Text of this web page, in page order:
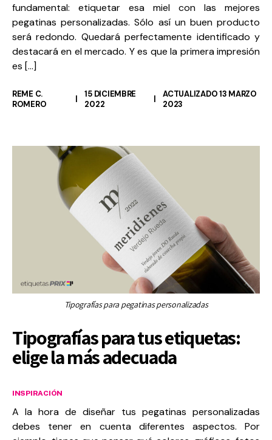
fundamental: etiquetar esa miel con las mejores
pegatinas personalizadas. Sólo así un buen producto
será redondo. Quedará perfectamente identificado y
destacará en el mercado. Y es que la primera impresión
es […]
REME C.
ROMERO
15 DICIEMBRE
2022
ACTUALIZADO 13 MARZO
2023
Tipografías para pegatinas personalizadas
Tipografías para tus etiquetas:
elige la más adecuada
INSPIRACIÓN
A la hora de diseñar tus pegatinas personalizadas
debes tener en cuenta diferentes aspectos. Por